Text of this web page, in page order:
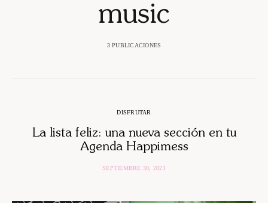
music
3 PUBLICACIONES
DISFRUTAR
La lista feliz: una nueva sección en tu
Agenda Happimess
SEPTIEMBRE 30, 2021